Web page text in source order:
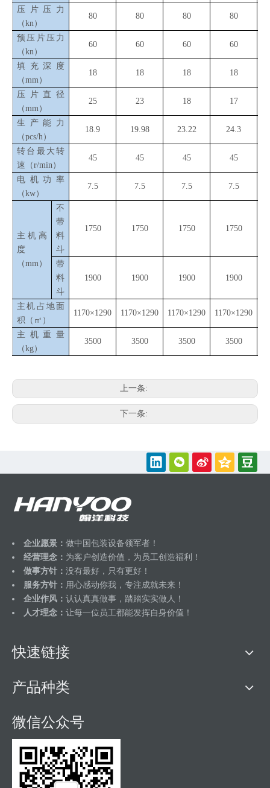
压片压力
（kn）
80 80 80 80
预压片压力
（kn）
60 60 60 60
填充深度
（mm）
18 18 18 18
压片直径
（mm）
25 23 18 17
生产能力
（pcs/h）
18.9 19.98 23.22 24.3
转台最大转
速（r/min）
45 45 45 45
电机功率
（kw）
7.5 7.5 7.5 7.5
主机高
度
（mm）
不
带
料
斗
1750 1750 1750 1750
带
料
斗
1900 1900 1900 1900
主机占地面
积（㎡）
1170×1290 1170×1290 1170×1290 1170×1290
主机重量
（kg）
3500 3500 3500 3500
上一条:
下一条:
企业愿景： 做中国包装设备领军者！
经营理念： 为客户创造价值，为员工创造福利！
做事方针： 没有最好，只有更好！
服务方针： 用心感动你我，专注成就未来！
企业作风： 认认真真做事，踏踏实实做人！
人才理念： 让每一位员工都能发挥自身价值！
快速链接
产品种类
微信公众号